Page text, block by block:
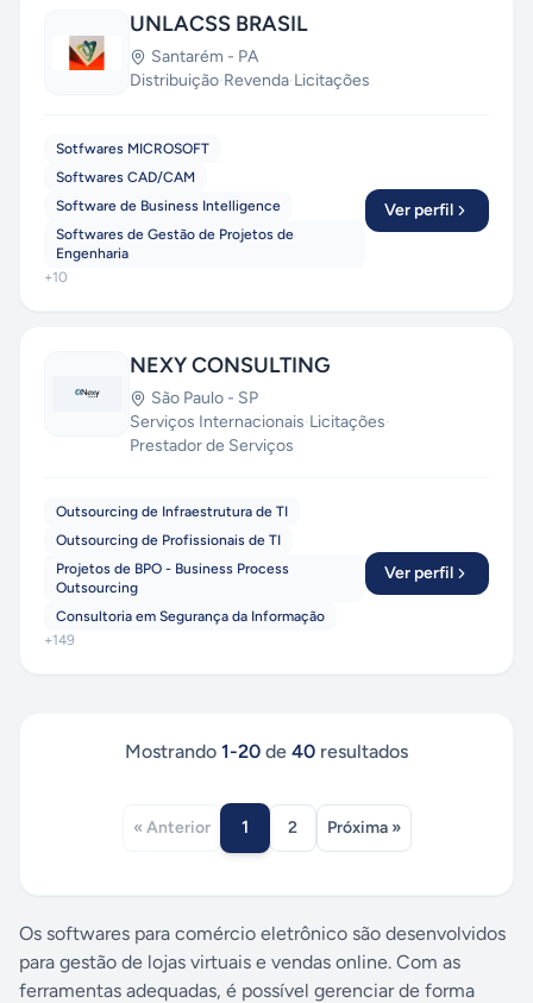
UNLACSS BRASIL
Santarém - PA
Distribuição·Revenda·Licitações
Sotfwares MICROSOFT
Softwares CAD/CAM
Software de Business Intelligence
Softwares de Gestão de Projetos de
Engenharia
+10
Ver perfil
NEXY CONSULTING
São Paulo - SP
Serviços Internacionais·Licitações·
Prestador de Serviços
Outsourcing de Infraestrutura de TI
Outsourcing de Profissionais de TI
Projetos de BPO - Business Process
Outsourcing
Consultoria em Segurança da Informação
+149
Ver perfil
Mostrando 1-20 de 40 resultados
« Anterior 1 2 Próxima »
Os softwares para comércio eletrônico são desenvolvidos
para gestão de lojas virtuais e vendas online. Com as
ferramentas adequadas, é possível gerenciar de forma